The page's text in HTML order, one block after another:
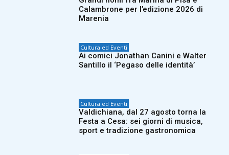
Calambrone per l’edizione 2026 di
Marenia
Cultura ed Eventi
Ai comici Jonathan Canini e Walter
Santillo il ‘Pegaso delle identità’
Cultura ed Eventi
Valdichiana, dal 27 agosto torna la
Festa a Cesa: sei giorni di musica,
sport e tradizione gastronomica